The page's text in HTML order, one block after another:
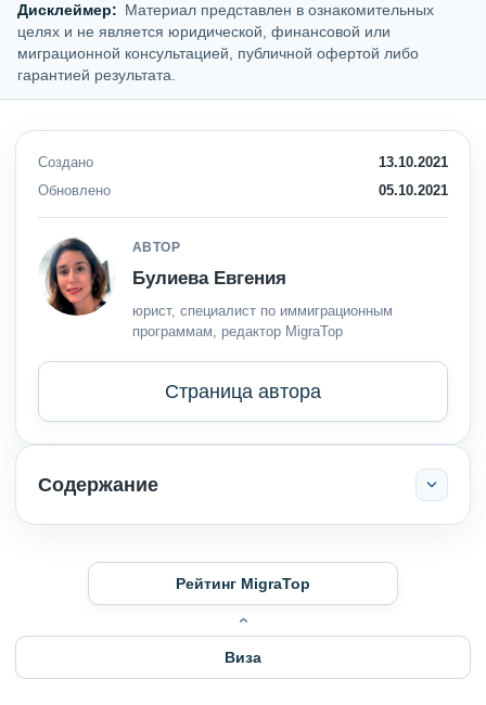
Дисклеймер: Материал представлен в ознакомительных
целях и не является юридической, финансовой или
миграционной консультацией, публичной офертой либо
гарантией результата.
Создано
13.10.2021
Обновлено
05.10.2021
АВТОР
Булиева Евгения
юрист, специалист по иммиграционным
программам, редактор MigraTop
Страница автора
Содержание
Рейтинг MigraTop
Виза